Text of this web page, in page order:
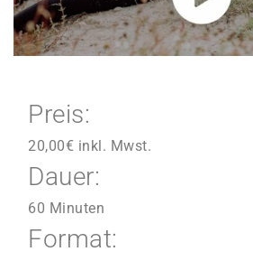
Preis:
20,00€ inkl. Mwst.
Dauer:
60 Minuten
Format: